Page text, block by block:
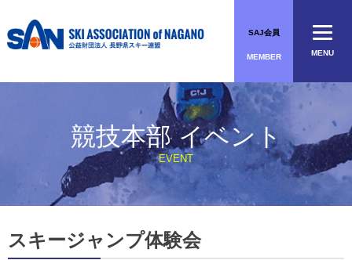
to
content
SAJ会員
MEMBER
競技本部 イベント
EVENT
スキージャンプ体験会
MENU